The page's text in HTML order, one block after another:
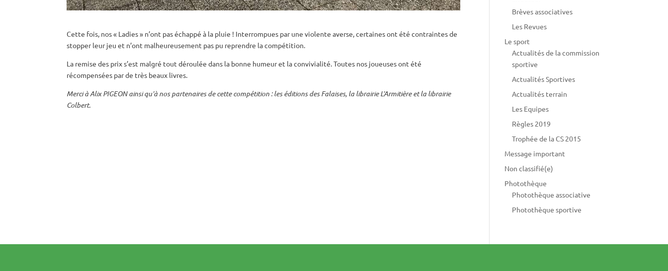
Cette fois, nos « Ladies » n’ont pas échappé à la pluie ! Interrompues par une violente averse, certaines ont été contraintes de
stopper leur jeu et n’ont malheureusement pas pu reprendre la compétition.
La remise des prix s’est malgré tout déroulée dans la bonne humeur et la convivialité. Toutes nos joueuses ont été
récompensées par de très beaux livres.
Merci à Alix PIGEON ainsi qu’à nos partenaires de cette compétition : les éditions des Falaises, la librairie L’Armitière et la librairie
Colbert.
Brèves associatives
Les Revues
Le sport
Actualités de la commission
sportive
Actualités Sportives
Actualités terrain
Les Equipes
Règles 2019
Trophée de la CS 2015
Message important
Non classifié(e)
Photothèque
Photothèque associative
Photothèque sportive